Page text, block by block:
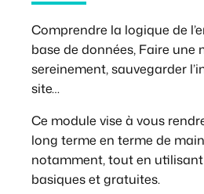
Comprendre la logique de
base de données, Faire une
sereinement, sauvegarder
site…
Ce module vise à vous
long terme en terme de
notamment, tout en
basiques et gratuites.